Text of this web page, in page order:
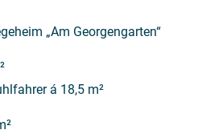
„Am Georgengarten“
á 18,5 m²